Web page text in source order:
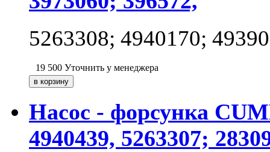
5263308; 4940170;
19 500 Уточнить у менеджера
Насос - форсунка
4940439, 5263307;